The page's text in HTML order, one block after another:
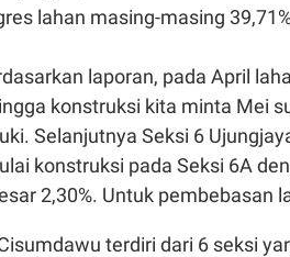
lahan masing-masing
laporan, pada April
konstruksi kita minta Mei
Selanjutnya Seksi 6
konstruksi pada Seksi 6A
2,30%. Untuk pembebasan
terdiri dari 6 seksi